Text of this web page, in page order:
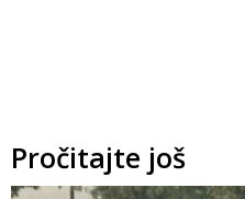
Pročitajte još